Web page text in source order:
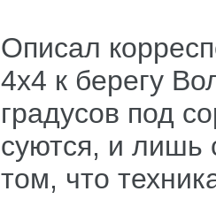
Описал
4x4 к берегу
градусов под
суются, и лишь
том, что